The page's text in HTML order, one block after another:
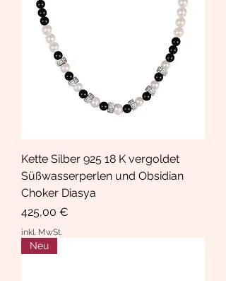
Kette Silber 925 18 K vergoldet
Süßwasserperlen und Obsidian
Choker Diasya
Preis
425,00 €
inkl. MwSt.
Neu